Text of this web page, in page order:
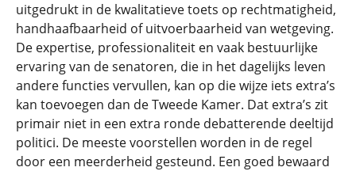
uitgedrukt in de kwalitatieve toets op rechtmatigheid,
handhaafbaarheid of uitvoerbaarheid van wetgeving.
De expertise, professionaliteit en vaak bestuurlijke
ervaring van de senatoren, die in het dagelijks leven
andere functies vervullen, kan op die wijze iets extra’s
kan toevoegen dan de Tweede Kamer. Dat extra’s zit
primair niet in een extra ronde debatterende deeltijd
politici. De meeste voorstellen worden in de regel
door een meerderheid gesteund. Een goed bewaard